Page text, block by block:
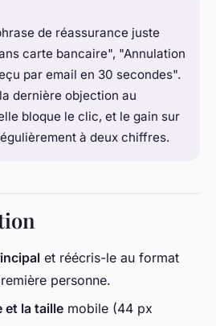
de réassurance juste
carte bancaire", "Annulation
par email en 30 secondes".
dernière objection au
bloque le clic, et le gain sur
à deux chiffres.
et réécris-le au format
personne.
et la taille mobile (44 px